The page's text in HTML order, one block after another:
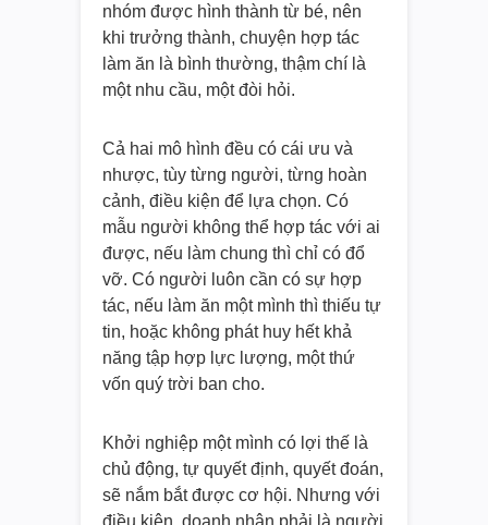
nhóm được hình thành từ bé, nên
khi trưởng thành, chuyện hợp tác
làm ăn là bình thường, thậm chí là
một nhu cầu, một đòi hỏi.
Cả hai mô hình đều có cái ưu và
nhược, tùy từng người, từng hoàn
cảnh, điều kiện để lựa chọn. Có
mẫu người không thể hợp tác với ai
được, nếu làm chung thì chỉ có đổ
vỡ. Có người luôn cần có sự hợp
tác, nếu làm ăn một mình thì thiếu tự
tin, hoặc không phát huy hết khả
năng tập hợp lực lượng, một thứ
vốn quý trời ban cho.
Khởi nghiệp một mình có lợi thế là
chủ động, tự quyết định, quyết đoán,
sẽ nắm bắt được cơ hội. Nhưng với
điều kiện, doanh nhân phải là người